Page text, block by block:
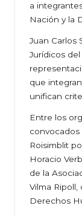
a
Nación y la
Juan Carlos
Jurídicos
que
unifican
Entre los
convocados
Roisimblit
Horacio
de la
Vilma
Derechos